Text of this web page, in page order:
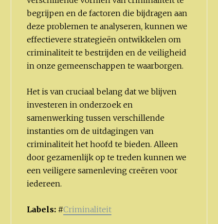
begrijpen en de factoren die bijdragen aan
deze problemen te analyseren, kunnen we
effectievere strategieën ontwikkelen om
criminaliteit te bestrijden en de veiligheid
in onze gemeenschappen te waarborgen.
Het is van cruciaal belang dat we blijven
investeren in onderzoek en
samenwerking tussen verschillende
instanties om de uitdagingen van
criminaliteit het hoofd te bieden. Alleen
door gezamenlijk op te treden kunnen we
een veiligere samenleving creëren voor
iedereen.
Labels: #Criminaliteit